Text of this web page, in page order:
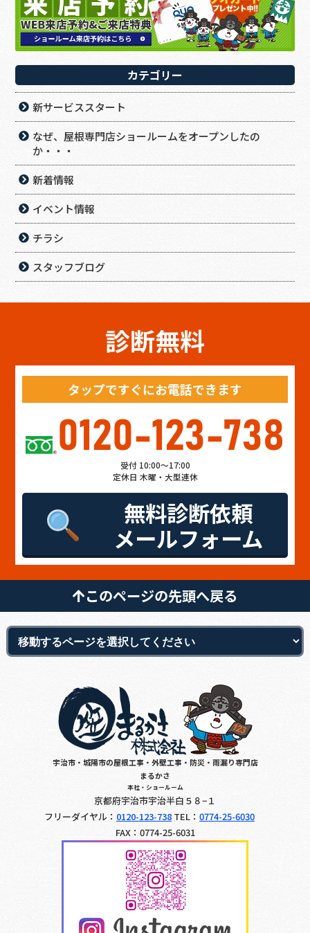
カテゴリー
新サービススタート
なぜ、屋根専門店ショールームをオープンしたの
か・・・
新着情報
イベント情報
チラシ
スタッフブログ
診断無料
タップですぐにお電話できます
0120-123-738
受付 10:00～17:00
定休日 木曜・大型連休
無料診断依頼
メールフォーム
このページの先頭へ戻る
宇治市・城陽市の屋根工事・外壁工事・防災・雨漏り専門店
まるかさ
本社・ショールーム
京都府宇治市宇治半白５８−１
フリーダイヤル： 0120-123-738 TEL： 0774-25-6030
FAX：0774-25-6031